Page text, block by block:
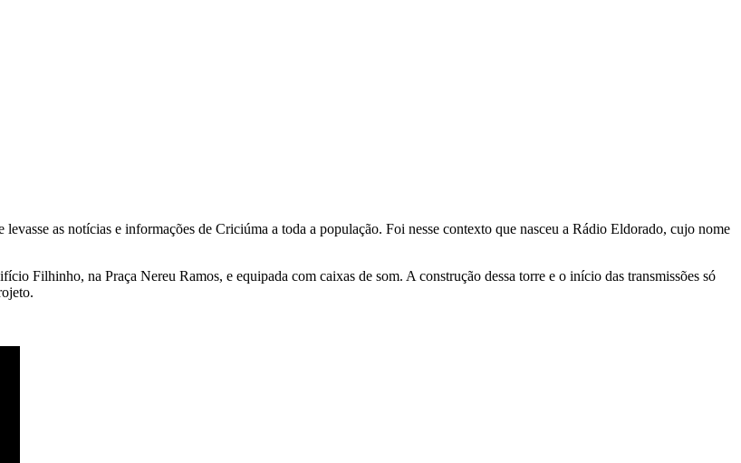
as notícias e informações de Criciúma a toda a população. Foi nesse contexto que nasceu a Rádio Eldorado, cujo nome
Filhinho, na Praça Nereu Ramos, e equipada com caixas de som. A construção dessa torre e o início das transmissões só